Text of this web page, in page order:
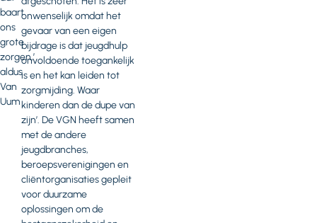
baart
ons
grote
zorgen,’
aldus
Van
Uum
onwenselijk omdat het
gevaar van een eigen
bijdrage is dat jeugdhulp
onvoldoende toegankelijk
is en het kan leiden tot
zorgmijding. Waar
kinderen dan de dupe van
zijn’. De VGN heeft samen
met de andere
jeugdbranches,
beroepsverenigingen en
cliëntorganisaties gepleit
voor duurzame
oplossingen om de